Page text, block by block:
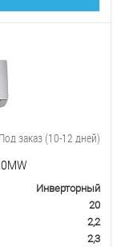
Под заказ (10-12 дней)
Инверторный
20
2,2
2,3